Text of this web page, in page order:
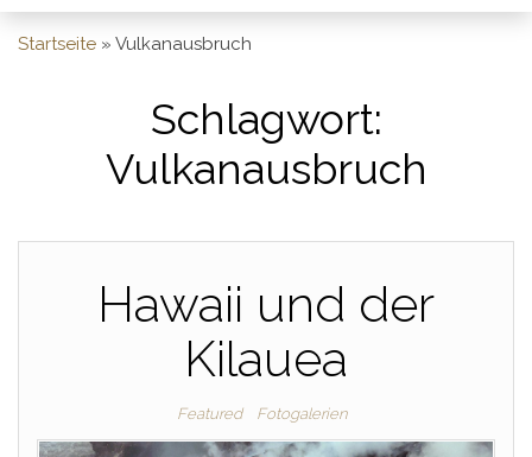
Startseite » Vulkanausbruch
Schlagwort:
Vulkanausbruch
Hawaii und der
Kilauea
Featured Fotogalerien